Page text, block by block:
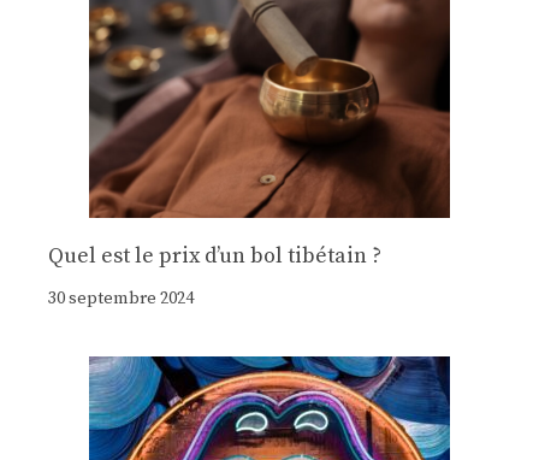
Quel est le prix d’un bol tibétain ?
30 septembre 2024